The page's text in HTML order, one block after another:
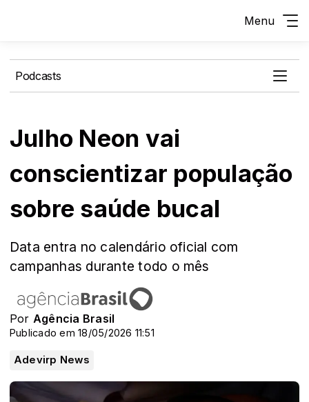
Menu
Podcasts
Julho Neon vai
conscientizar população
sobre saúde bucal
Data entra no calendário oficial com
campanhas durante todo o mês
Por Agência Brasil
Publicado em 18/05/2026 11:51
Adevirp News